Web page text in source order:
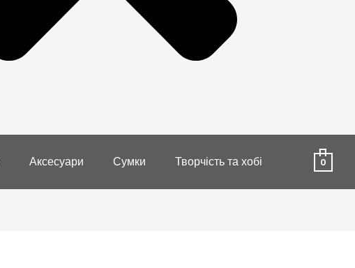
Аксесуари Сумки Творчість та хобі 0